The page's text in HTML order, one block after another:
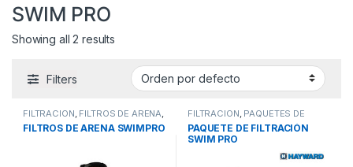
ACCESORIOS (0)
BEBEDEROS (0)
SWIM PRO
Showing all 2 results
Filters
FILTRACIÓN, FILTROS DE ARENA,
PISCINAS
FILTROS DE ARENA SWIMPRO
FILTRACIÓN, PAQUETES DE
FILTRACION,PISCINAS
PAQUETE DE FILTRACIÓN
SWIM PRO